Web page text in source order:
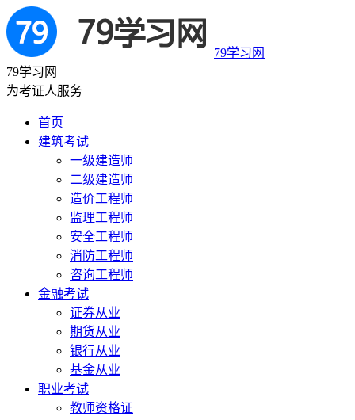
79学习网
79学习网
为考证人服务
首页
建筑考试
一级建造师
二级建造师
造价工程师
监理工程师
安全工程师
消防工程师
咨询工程师
金融考试
证券从业
期货从业
银行从业
基金从业
职业考试
教师资格证